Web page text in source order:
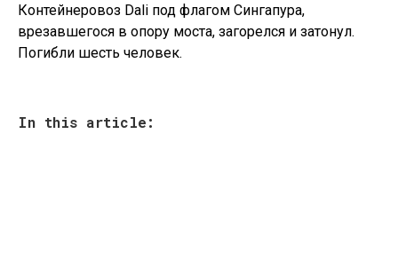
Контейнеровоз Dali под флагом Сингапура,
врезавшегося в опору моста, загорелся и затонул.
Погибли шесть человек.
In this article: